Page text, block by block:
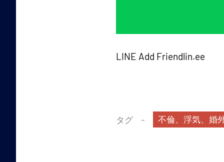
LINE Add Friendlin.ee
タグ 不倫、浮気、婚